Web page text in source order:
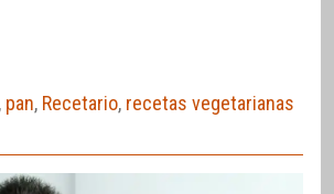
, pan, Recetario, recetas vegetarianas